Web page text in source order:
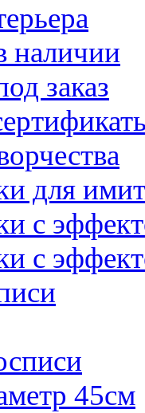
наличии
заказ
для
с
с
45см